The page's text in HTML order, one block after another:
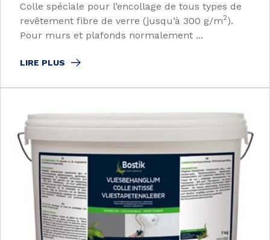
Colle spéciale pour l’encollage de tous types de
revêtement fibre de verre (jusqu’à 300 g/m2).
Pour murs et plafonds normalement ...
LIRE PLUS